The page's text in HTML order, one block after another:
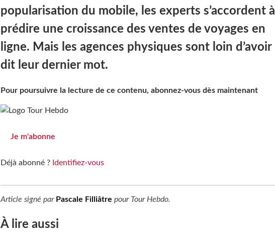
popularisation du mobile, les experts s’accordent à
prédire une croissance des ventes de voyages en
ligne. Mais les agences physiques sont loin d’avoir
dit leur dernier mot.
Pour poursuivre la lecture de ce contenu, abonnez-vous dès maintenant
Je m'abonne
Déjà abonné ? Identifiez-vous
Article signé par Pascale Filliâtre pour Tour Hebdo.
À lire aussi